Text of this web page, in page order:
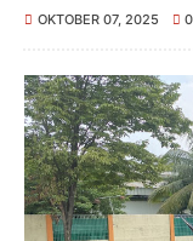
OKTOBER 07, 2025